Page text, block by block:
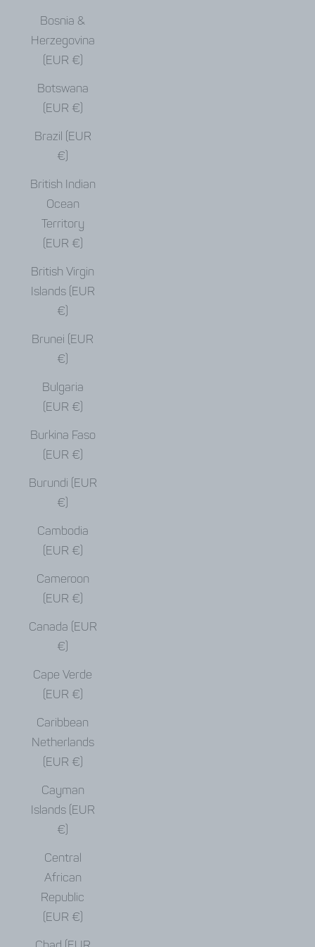
Bosnia &
Herzegovina
(EUR €)
Botswana
(EUR €)
Brazil (EUR
€)
British Indian
Ocean
Territory
(EUR €)
British Virgin
Islands (EUR
€)
Brunei (EUR
€)
Bulgaria
(EUR €)
Burkina Faso
(EUR €)
Burundi (EUR
€)
Cambodia
(EUR €)
Cameroon
(EUR €)
Canada (EUR
€)
Cape Verde
(EUR €)
Caribbean
Netherlands
(EUR €)
Cayman
Islands (EUR
€)
Central
African
Republic
(EUR €)